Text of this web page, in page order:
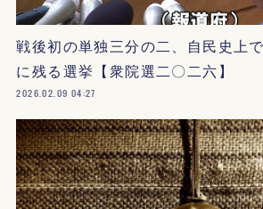
戦後初の単独三分の二、自民史上
に残る選挙【衆院選二〇二六】
2026.02.09 04:27